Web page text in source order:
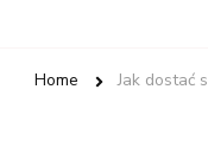
Home Jak dostać